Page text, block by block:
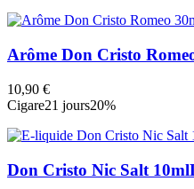
Arôme Don Cristo
10,90 €
Cigare21 jours20%
Don Cristo Nic Salt 10ml